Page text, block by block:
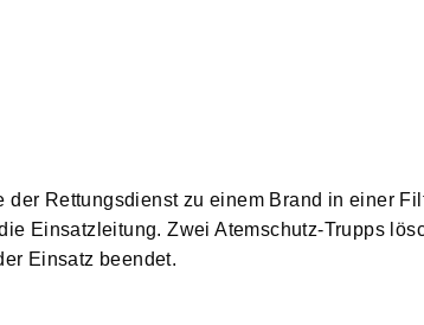
Rettungsdienst zu einem Brand in einer
Einsatzleitung. Zwei Atemschutz-Trupps
Einsatz beendet.